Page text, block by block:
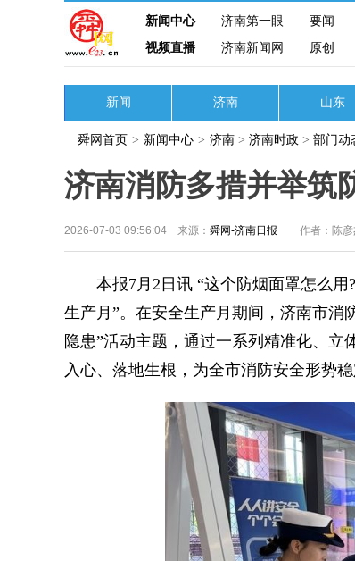
新闻中心 济南第一眼 要闻
视频直播
济南新闻网 原创
新闻 济南 山东
舜网首页 > 新闻中心 > 济南 > 济南时政 > 部门动
济南消防多措并举筑
2026-07-03 09:56:04 来源： 舜网-济南日报 作者：陈
本报7月2日讯 “这个防烟面罩怎么用
生产月”。在安全生产月期间，济南市
隐患”活动主题，通过一系列精准化、
入心、落地生根，为全市消防安全形势